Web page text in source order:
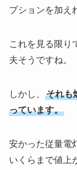
プションを加え
これを見る限り
夫そうですね。
しかし、 それも
っています。
安かった従量電
いくらまで値上